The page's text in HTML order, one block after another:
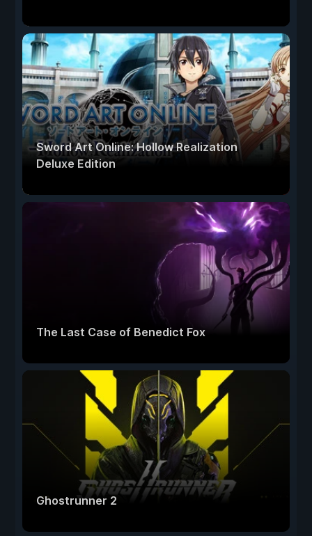
Sword Art Online: Hollow Realization
Deluxe Edition
The Last Case of Benedict Fox
Ghostrunner 2